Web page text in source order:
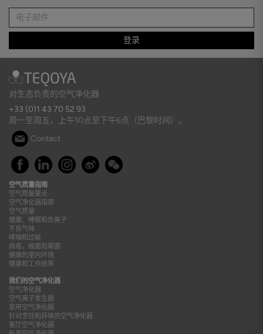
登录
对生态负责的空气净化器
+33 (0)1 43 70 52 93
周一至周五，上午10点至下午6点（巴黎时间）。
Contact
空气质量指南
空气质量要点
空气净化器指南
空气质量
健康、睡眠和负离子
不良气味
哮喘和过敏
病毒，细菌和霉菌
健康的室内环境
健康和工作效率
我们的空气净化器
空气净化器
空气离子发生器
家用空气净化器
针对烹饪和异味的空气净化器
客厅空气净化器